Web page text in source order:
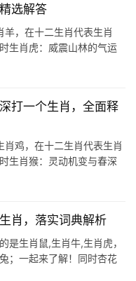
选解答
，在十二生肖代表生肖
生肖虎：威震山林的气运
如虎步雄姿；“锺”为锺
打一个生肖，全面释
鸡，在十二生肖代表生肖
生肖猴：灵动机变与春深
猴逢“行云施雨”之象，预
肖，落实词典解析
是生肖鼠,生肖牛,生肖虎，
；一起来了解！同时杏花